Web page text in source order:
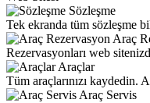
Sözleşme
Tek ekranda tüm sözleşme
Araç
Rezervasyonları web
Araçlar
Tüm araçlarınızı kaydedin.
Araç Servis